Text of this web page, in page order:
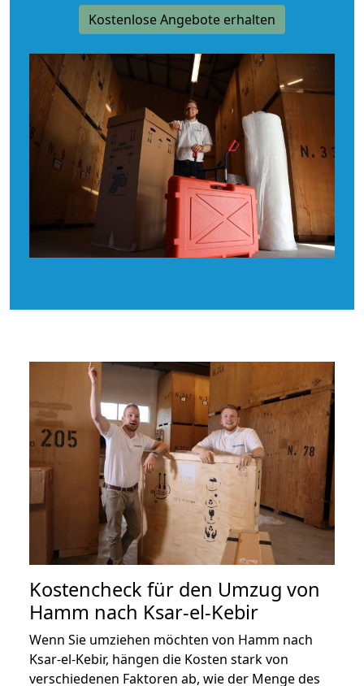
Kostenlose Angebote erhalten
Kostencheck für den Umzug von
Hamm nach Ksar-el-Kebir
Wenn Sie umziehen möchten von Hamm nach
Ksar-el-Kebir, hängen die Kosten stark von
verschiedenen Faktoren ab, wie der Menge des